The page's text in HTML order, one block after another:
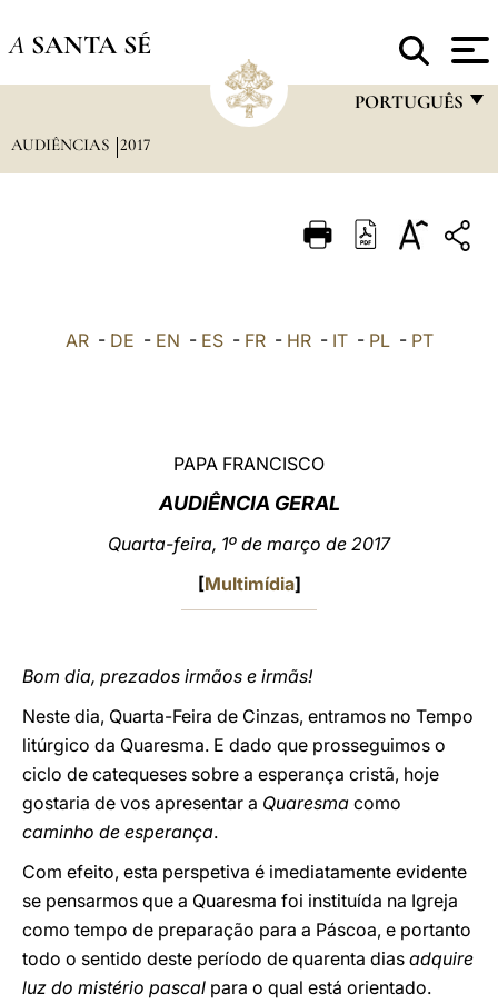
A SANTA SÉ
PORTUGUÊS
ITALIANO
LATINE
AUDIÊNCIAS 2017
AR- DE - EN - ES- FR- HR- IT- PL- PT
PAPA FRANCISCO
AUDIÊNCIA GERAL
Quarta-feira, 1º de março de 2017
[Multimídia]
Bom dia, prezados irmãos e irmãs!
Neste dia, Quarta-Feira de Cinzas, entramos no Tempo
litúrgico da Quaresma. E dado que prosseguimos o
ciclo de catequeses sobre a esperança cristã, hoje
gostaria de vos apresentar a Quaresma como
caminho de esperança.
Com efeito, esta perspetiva é imediatamente evidente
se pensarmos que a Quaresma foi instituída na Igreja
como tempo de preparação para a Páscoa, e portanto
todo o sentido deste período de quarenta dias adquire
luz do mistério pascal para o qual está orientado.